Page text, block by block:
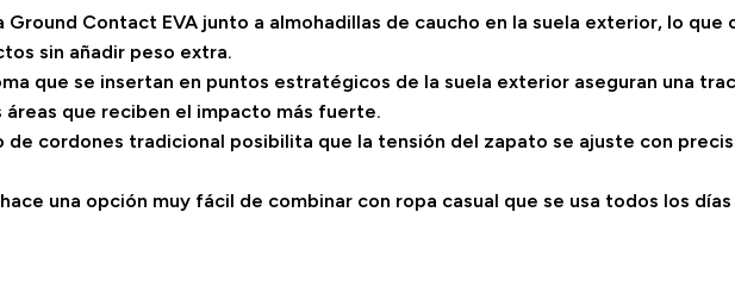
Contact EVA junto a almohadillas de caucho en la suela exterior, lo que
sin añadir peso extra.
que se insertan en puntos estratégicos de la suela exterior aseguran una
que reciben el impacto más fuerte.
cordones tradicional posibilita que la tensión del zapato se ajuste con
una opción muy fácil de combinar con ropa casual que se usa todos los